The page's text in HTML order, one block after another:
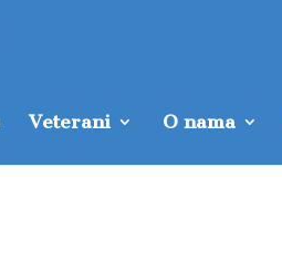
Veterani O nama